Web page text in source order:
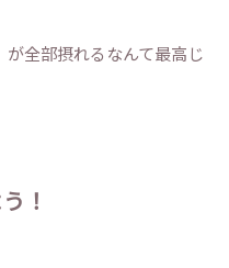
全部摂れるなんて最高じ
！